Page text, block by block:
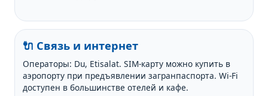
🔌 Связь и интернет
Операторы: Du, Etisalat. SIM-карту можно купить в
аэропорту при предъявлении загранпаспорта. Wi-Fi
доступен в большинстве отелей и кафе.